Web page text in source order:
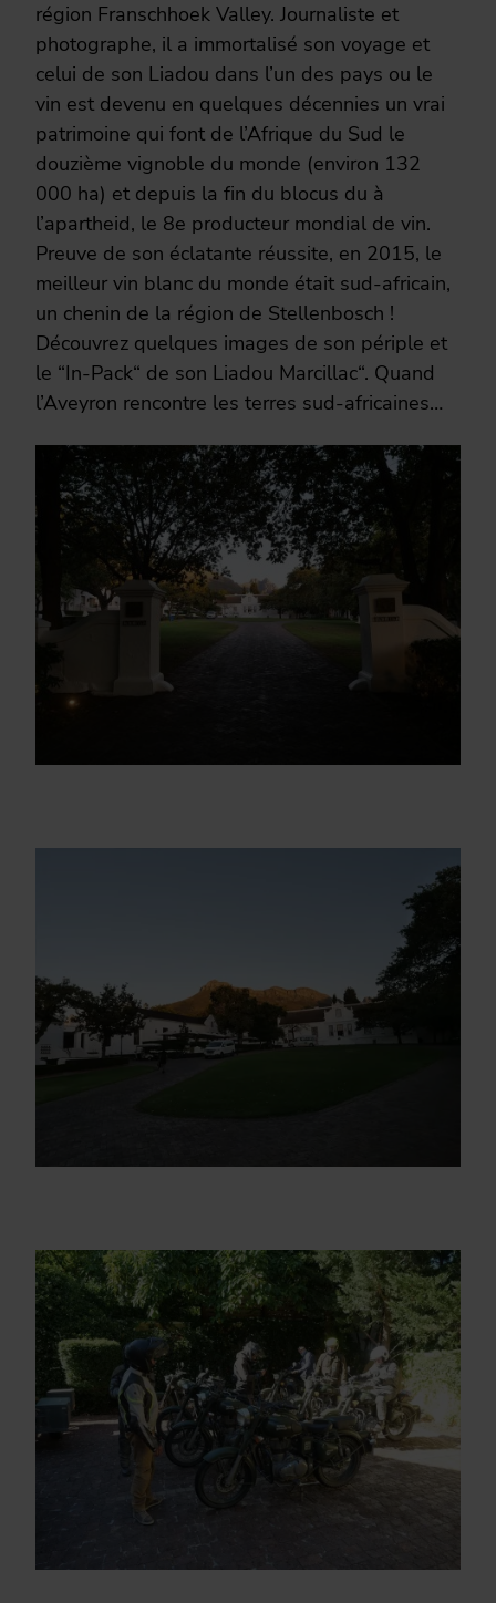
région Franschhoek Valley. Journaliste et
photographe, il a immortalisé son voyage et
celui de son Liadou dans l’un des pays ou le
vin est devenu en quelques décennies un vrai
patrimoine qui font de l’Afrique du Sud le
douzième vignoble du monde (environ 132
000 ha) et depuis la fin du blocus du à
l’apartheid, le 8e producteur mondial de vin.
Preuve de son éclatante réussite, en 2015, le
meilleur vin blanc du monde était sud-africain,
un chenin de la région de Stellenbosch !
Découvrez quelques images de son périple et
le “In-Pack“ de son Liadou Marcillac“. Quand
l’Aveyron rencontre les terres sud-africaines…